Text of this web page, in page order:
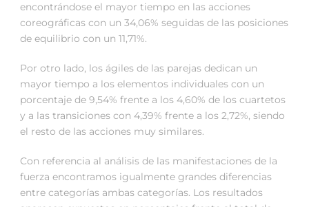
encontrándose el mayor tiempo en las acciones
coreográficas con un 34,06% seguidas de las posiciones
de equilibrio con un 11,71%.
Por otro lado, los ágiles de las parejas dedican un
mayor tiempo a los elementos individuales con un
porcentaje de 9,54% frente a los 4,60% de los cuartetos
y a las transiciones con 4,39% frente a los 2,72%, siendo
el resto de las acciones muy similares.
Con referencia al análisis de las manifestaciones de la
fuerza encontramos igualmente grandes diferencias
entre categorías ambas categorías. Los resultados